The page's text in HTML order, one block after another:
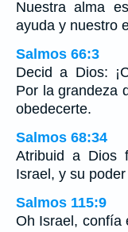
Nuestra alma
ayuda y nuestro
Salmos 66:3
Decid a Dios:
Por la grandeza
obedecerte.
Salmos 68:34
Atribuid a Dios
Israel, y su
Salmos 115:9
Oh Israel, confía